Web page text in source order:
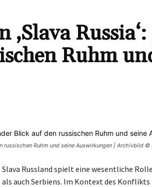
‚Slava
Ruhm
russischen Ruhm und seine Auswirkungen | Archivbild
Slava Russland spielt eine wesentliche
als auch Serbiens. Im Kontext des